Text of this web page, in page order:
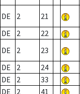
DE 2 21
DE
2 22
DE
2 23
DE
2 24
DE
2 33
DE
2 41